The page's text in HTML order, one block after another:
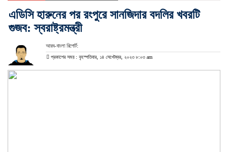
এডিসি হারুনের পর রংপুরে সানজিদার বদলির খবরটি
গুজব: স্বরাষ্ট্রমন্ত্রী
আরব-বাংলা রিপোর্ট:
প্রকাশের সময় : বৃহস্পতিবার, ১৪ সেপ্টেম্বর, ২০২৩ ৮:০৩ am